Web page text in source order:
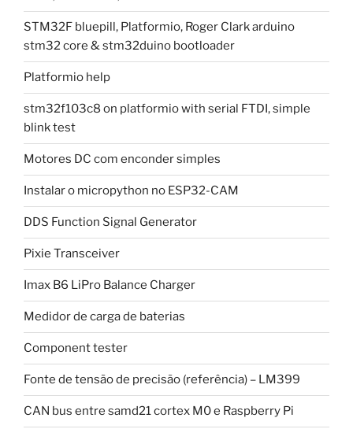
STM32F bluepill, Platformio, Roger Clark arduino
stm32 core & stm32duino bootloader
Platformio help
stm32f103c8 on platformio with serial FTDI, simple
blink test
Motores DC com enconder simples
Instalar o micropython no ESP32-CAM
DDS Function Signal Generator
Pixie Transceiver
Imax B6 LiPro Balance Charger
Medidor de carga de baterias
Component tester
Fonte de tensão de precisão (referência) – LM399
CAN bus entre samd21 cortex M0 e Raspberry Pi